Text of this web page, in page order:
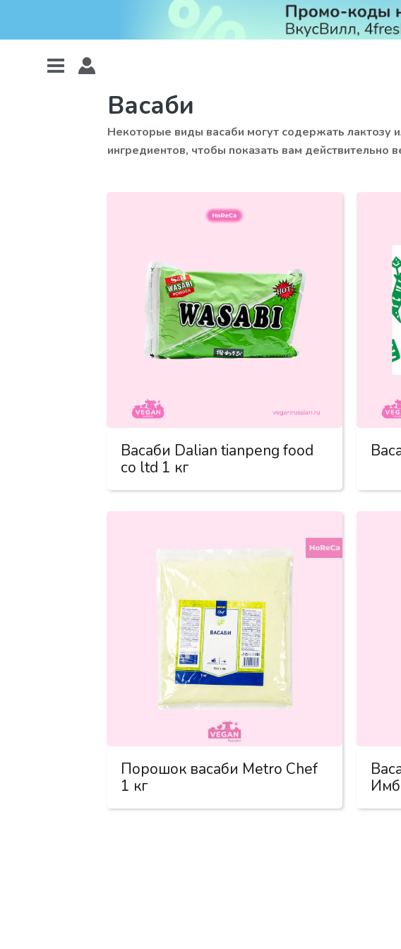
Васаби
Некоторые виды васаби могут содержать лактозу
ингредиентов, чтобы показать вам действительно
Васаби Dalian tianpeng food
co ltd 1 кг
Порошок васаби Metro Chef
1 кг